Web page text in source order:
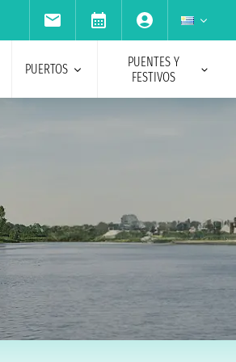
PUERTOS
PUENTES Y
FESTIVOS